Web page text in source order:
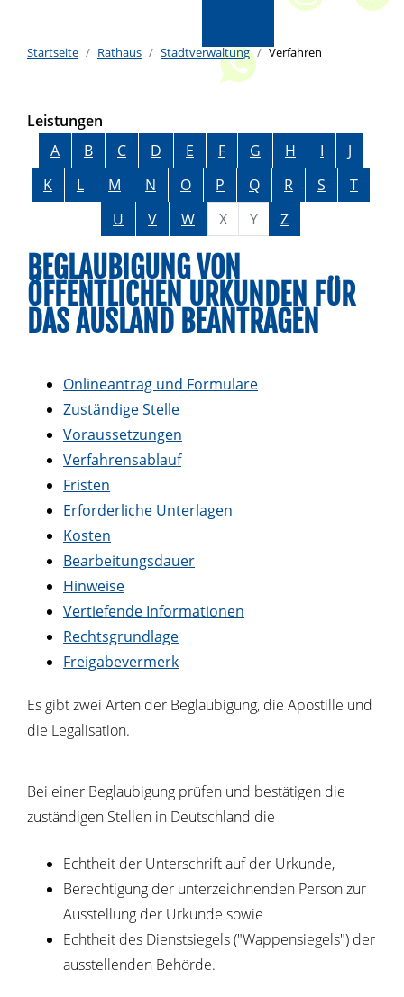
Startseite Rathaus Stadtverwaltung Verfahren
Leistungen
Alphabetisches Register überspringen
A B C D E F G H I
J
K
L M N O P Q R S
T
U
V W X Y Z
BEGLAUBIGUNG VON
ÖFFENTLICHEN URKUNDEN FÜR
DAS AUSLAND BEANTRAGEN
Onlineantrag und Formulare
Zuständige Stelle
Voraussetzungen
Verfahrensablauf
Fristen
Erforderliche Unterlagen
Kosten
Bearbeitungsdauer
Hinweise
Vertiefende Informationen
Rechtsgrundlage
Freigabevermerk
Es gibt zwei Arten der Beglaubigung, die Apostille und
die Legalisation.
Bei einer Beglaubigung prüfen und bestätigen die
zuständigen Stellen in Deutschland die
Echtheit der Unterschrift auf der Urkunde,
Berechtigung der unterzeichnenden Person zur
Ausstellung der Urkunde sowie
Echtheit des Dienstsiegels ("Wappensiegels") der
ausstellenden Behörde.